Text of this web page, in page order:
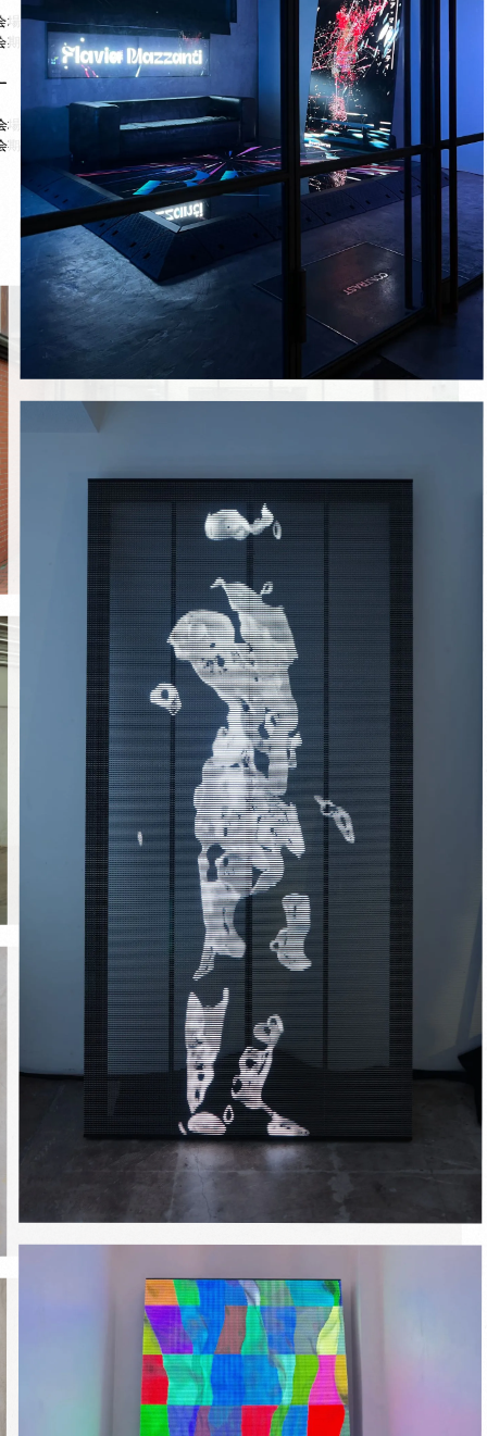
場：大阪・関西万博 オーストリアパビリオン
期：7/17(木) - 7/28(月)
場：グランフロント大阪・ナレッジキャピタル
期：8/8(金) - 9/13(土)